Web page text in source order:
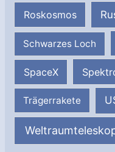
Roskosmos
Schwarzes Loch
SpaceX
Trägerrakete